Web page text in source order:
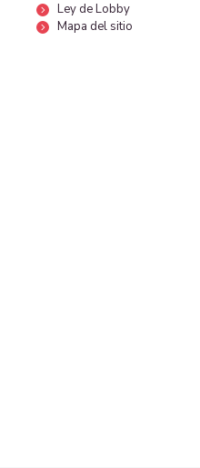
Ley de Lobby
Mapa del sitio